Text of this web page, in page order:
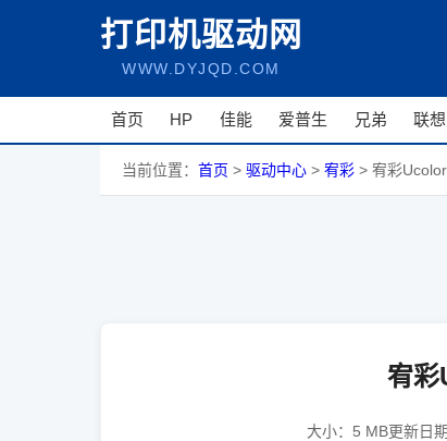
打印机驱动网
WWW.DYJQD.COM
首页 HP 佳能 爱普生 兄弟 联想
当前位置： 首页 > 驱动中心 > 宥彩 > 宥彩
宥彩
大小： 5 MB更新日期